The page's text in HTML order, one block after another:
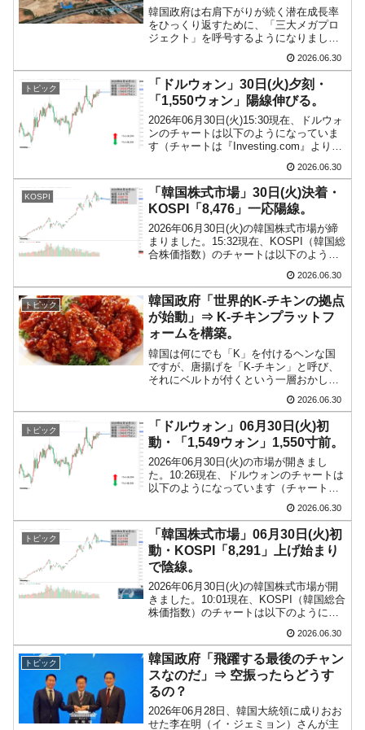
『Money1』
韓国･帰ってきた李在明。李在明を支持しな
『Money1』
韓国大統領府ボンクラ政策室長が告発された
⇒ 国家が行った恐るべき株価操作であり、空前の国政壟断
『Money1』
韓国･警察職員が「丸刈りになって抗議活
動」
中国だけが鉄鋼輸出を異常増加させる ⇒ 中
国の過剰生産が世界を蝕む。
『Money1』
韓国製造業「半導体絶好調」のウラで他業種
は全般的「不調」⇒ PSIが示す現況は決して良くない。
『Money1』
【米韓激突案件】韓国消費者院が『クーパ
ン』1人当たり賠償10万ウォンを認定 ⇒ 総額3兆7,000億
『Money1』 韓国で猛暑。南東部では干ばつ
『Money1』
韓国型イージス搭載の次世代駆逐艦
「KDDX」1番艦、2032年竣工と公示
【対日本円】ウォン安が急進！ 日米の協調に
『Money1』
韓国政府『BYD』車への補助金を全廃 ⇒ 実
は韓国で『BYD』車は売れている。6カ月で対前年同期比1.9
倍！
空港に詰めかけ「出て行け！」「極右勢力」のプラカードを
掲げる「在韓反米勢力」
『Money1』
韓国政府「2035年までに18.4GW規模のAIデ
ータセンター整備」⇒ だから無理だってば。
JPモルガン「韓国レバレッジETFの清算はほ
韓国政府は右肩下がりが続く潜在成長率
をひっくり返すために、「三大メガプロ
ジェクト」を呼号するようになりまし
た。2026年06月29日、韓国大統領に成り
おおせた李在明（イ・ジェミョン）さん
が「大韓民国大跳躍3大メガプロジェクト
国民報告会」を主...
2026.06.30
トピック
「ドルウォン」30日(火)夕刻・
「1,550ウォン」陽線伸びる。
2026年06月30日(火)15:30現在、ドルウォ
ンのチャートは以下のようになっていま
す（チャートは『Investing.com』より引
「1ドル＝1,550ウォン」近辺の攻防とな
っています。ローソク足1...
2026.06.30
KOSPI
「韓国株式市場」30日(火)決着・
KOSPI「8,476」一応陽線。
2026年06月30日(火)の韓国株式市場が締
まりました。15:32現在、KOSPI（韓国総
合株価指数）のチャートは以下のように
『Investing.com』より引用）。一応陽線
で締まりました。KOSPIは「8,47...
2026.06.30
トピック
韓国政府「世界的K-チキンの拠点
が始動」⇒ K-チキンプラットフ
ォームを構築。
韓国は何にでも「K」を付けるヘンな国
ですが、唐揚げを「K-チキン」と呼び、
それにベルトが付くという一層おかしな
紹介したことがありますが……「まだや
ってるのか！」という話です。韓国メデ
ィア『アジア・ト...
2026.06.30
トピック
「ドルウォン」06月30日(火)初
動・「1,549ウォン」1,550寸前。
2026年06月30日(火)の市場が開きまし
た。10:26現在、ドルウォンのチャートは
以下のようになっています（チャートは
んとか陽線で終わりました。本日は現在
のところ陽線。すでに一時「1ドル...
2026.06.30
トピック
「韓国株式市場」06月30日(火)初
動・KOSPI「8,291」上げ始まり
で陰線。
2026年06月30日(火)の韓国株式市場が開
きました。10:01現在、KOSPI（韓国総合
株価指数）のチャートは以下のようにな
『Investing.com』より引用）。上げて始
まりましたが、現在のところ陰線。
KOSP...
2026.06.30
トピック
韓国政府「飛躍する最後のチャン
スなのだ」⇒ 空振ったらどうす
るの？
2026年06月28日、韓国大統領に成りおお
せた李在明（イ・ジェミョン）さんが主